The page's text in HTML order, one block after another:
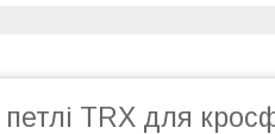
TRX для